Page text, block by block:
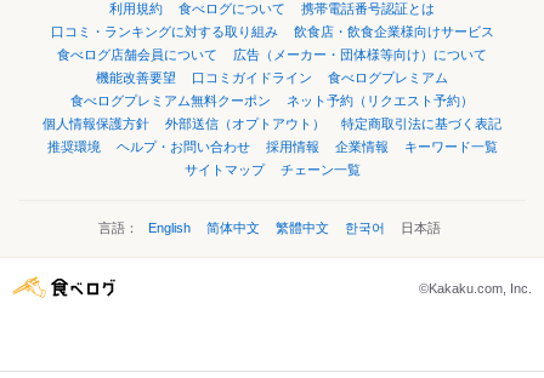
利用規約 食べログについて
携帯電話番号認証とは
口コミ・ランキングに対する取り組み
飲食店・飲食企業様向けサービス
食べログ店舗会員について
広告（メーカー・団体様等向け）について
機能改善要望
口コミガイドライン
食べログプレミアム
食べログプレミアム無料クーポン
ネット予約（リクエスト予約）
個人情報保護方針
外部送信（オプトアウト）
特定商取引法に基づく表記
推奨環境
ヘルプ・お問い合わせ 採用情報 企業情報
キーワード一覧
サイトマップ
チェーン一覧
言語： English 简体中文 繁體中文 한국어 日本語
©Kakaku.com, Inc.